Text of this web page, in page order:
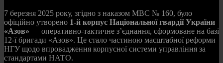
7 березня 2025 року, згідно з наказом МВС № 160, було
офіційно утворено 1-й корпус Національної гвардії України
«Азов» — оперативно-тактичне з’єднання, сформоване на базі
12-ї бригади «Азов». Це стало частиною масштабної реформи
НГУ щодо впровадження корпусної системи управління за
стандартами НАТО.